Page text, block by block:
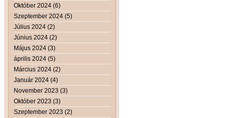
Október 2024 (6)
Szeptember 2024 (5)
Július 2024 (2)
Június 2024 (2)
Május 2024 (3)
április 2024 (5)
Március 2024 (2)
Január 2024 (4)
November 2023 (3)
Október 2023 (3)
Szeptember 2023 (2)